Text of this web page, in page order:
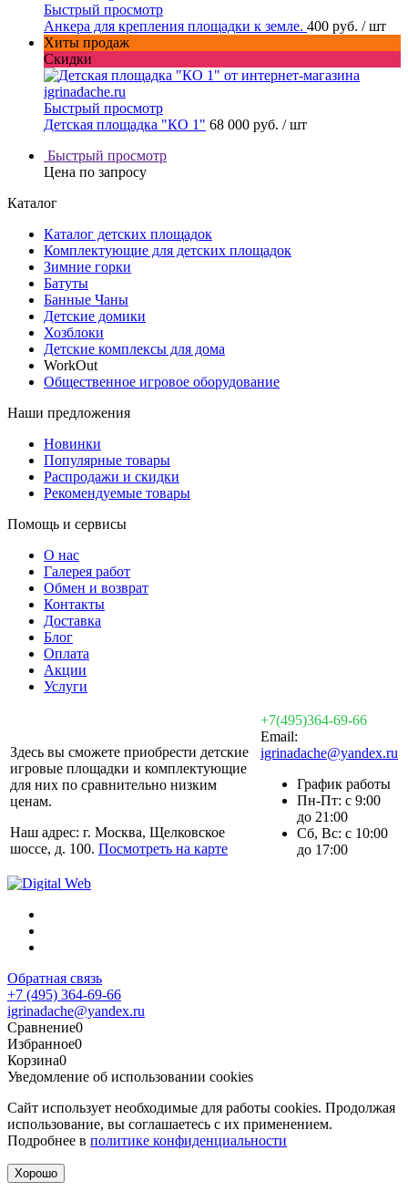
Быстрый просмотр
Анкера для крепления площадки к земле. 400 руб. / шт
Хиты продаж
Скидки
Быстрый просмотр
Детская площадка "КО 1" 68 000 руб. / шт
Быстрый просмотр
Цена по запросу
Каталог
Каталог детских площадок
Комплектующие для детских площадок
Зимние горки
Батуты
Банные Чаны
Детские домики
Хозблоки
Детские комплексы для дома
WorkOut
Общественное игровое оборудование
Наши предложения
Новинки
Популярные товары
Распродажи и скидки
Рекомендуемые товары
Помощь и сервисы
О нас
Галерея работ
Обмен и возврат
Контакты
Доставка
Блог
Оплата
Акции
Услуги
Здесь вы сможете приобрести детские
игровые площадки и комплектующие
для них по сравнительно низким
ценам.
Наш адрес: г. Москва, Щелковское
шоссе, д. 100. Посмотреть на карте
+7(495)364-69-66
Email:
igrinadache@yandex.ru
График работы
Пн-Пт: с 9:00
до 21:00
Сб, Вс: с 10:00
до 17:00
Обратная связь
+7 (495) 364-69-66
igrinadache@yandex.ru
Сравнение0
Избранное0
Корзина0
Уведомление об использовании cookies
Сайт использует необходимые для работы cookies. Продолжая
использование, вы соглашаетесь с их применением.
Подробнее в политике конфиденциальности
Хорошо